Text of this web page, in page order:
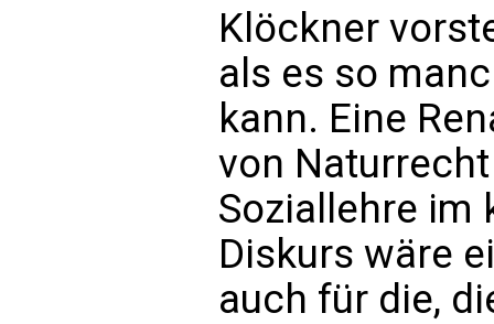
Klöckner
als es so
kann. Eine
von
Soziallehre
Diskurs wäre
auch für die,